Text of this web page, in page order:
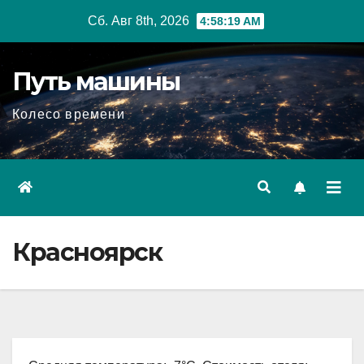
Сб. Авг 8th, 2026 4:58:20 AM
Путь машины
Колесо времени
Красноярск